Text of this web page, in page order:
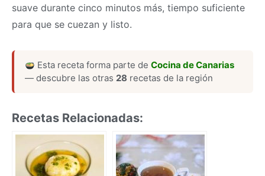
suave durante cinco minutos más, tiempo suficiente
para que se cuezan y listo.
Esta receta forma parte deCocina de Canarias
— descubre las otras 28 recetas de la región
Recetas Relacionadas: